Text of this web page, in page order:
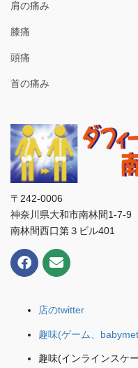
肩の痛み
膝痛
頭痛
首の痛み
〒242-0006
神奈川県大和市南林間1-7-9
南林間西口第３ビル401
店のtwitter
趣味(ゲーム、
趣味(インラインスケ